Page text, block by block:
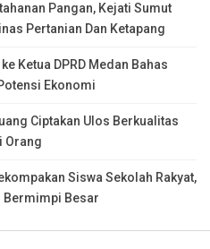
Pangan, Kejati Sumut
Pertanian Dan Ketapang
Ketua DPRD Medan Bahas
Ekonomi
Ciptakan Ulos Berkualitas
Orang
Siswa Sekolah Rakyat,
Bermimpi Besar